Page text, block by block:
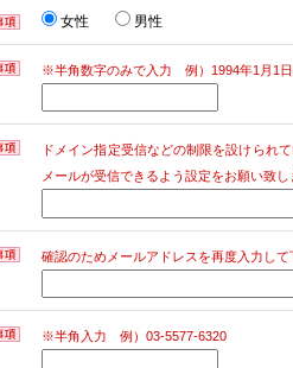
女性 男性
※半角数字のみで入力 例）1994年1月1
ドメイン指定受信などの制限を設けられ
メールが受信できるよう設定をお願い致し
確認のためメールアドレスを再度入力して
※半角入力 例）03-5577-6320